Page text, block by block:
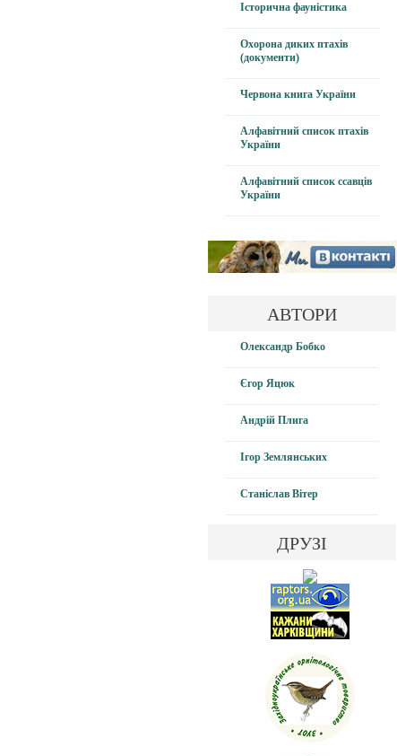
Історична фауністика
Охорона диких птахів
(документи)
Червона книга України
Алфавітний список птахів
України
Алфавітний список ссавців
України
АВТОРИ
Олександр Бобко
Єгор Яцюк
Андрій Плига
Ігор Землянських
Станіслав Вітер
ДРУЗІ